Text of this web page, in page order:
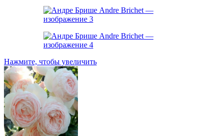
Нажмите, чтобы увеличить